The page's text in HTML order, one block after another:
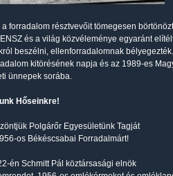
forradalom résztvevőit tömegesen
és a világ közvéleménye egyaránt
beszélni, ellenforradalomnak
kitörésének napja és az 1989-es
ünnepek sorába.
Hőseinkre!
Polgárőr Egyesületünk Tagját
os Békéscsabai Forradalmárt!
én Schmitt Pál köztársasági elnök